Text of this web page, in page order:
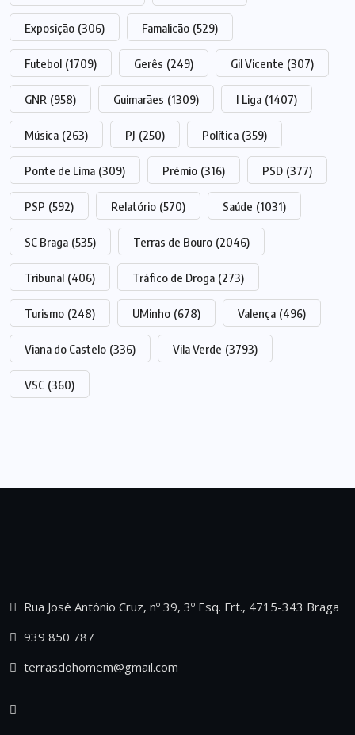
Exposição (306) Famalicão (529)
Futebol (1709) Gerês (249) Gil Vicente (307)
GNR (958) Guimarães (1309) I Liga (1407)
Música (263) PJ (250) Política (359)
Ponte de Lima (309) Prémio (316) PSD (377)
PSP (592) Relatório (570) Saúde (1031)
SC Braga (535) Terras de Bouro (2046)
Tribunal (406) Tráfico de Droga (273)
Turismo (248) UMinho (678) Valença (496)
Viana do Castelo (336) Vila Verde (3793)
VSC (360)
Rua José António Cruz, nº 39, 3º Esq. Frt., 4715-343 Braga
939 850 787
terrasdohomem@gmail.com